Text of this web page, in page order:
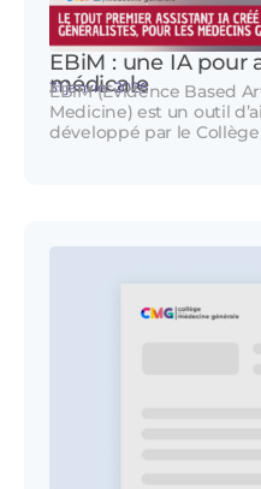
EBiM : une IA pour
médicale
31 janvier 2026
EBiM (Evidence Based
Medicine) est un outil
développé par le